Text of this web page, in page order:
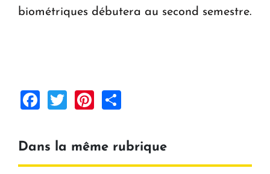
biométriques débutera au second semestre.
Facebook
TwitterPinterest
Dans la même rubrique